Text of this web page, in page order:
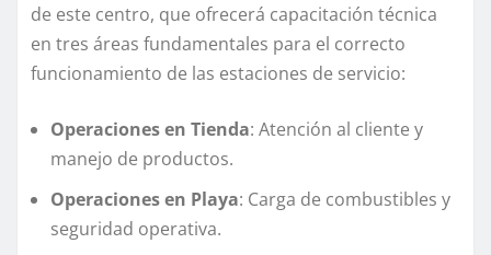
de este centro, que ofrecerá capacitación técnica
en tres áreas fundamentales para el correcto
funcionamiento de las estaciones de servicio:
Operaciones en Tienda: Atención al cliente y
manejo de productos.
Operaciones en Playa: Carga de combustibles y
seguridad operativa.